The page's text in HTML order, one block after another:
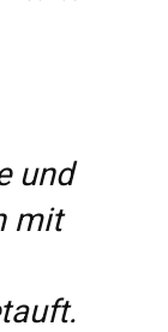
und
mit